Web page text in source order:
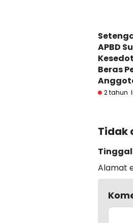
APBD
Beras
2 tahun
Tidak
Alamat